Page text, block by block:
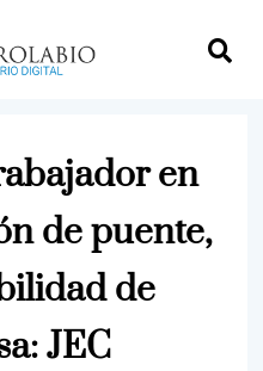
en
de puente,
de
JEC